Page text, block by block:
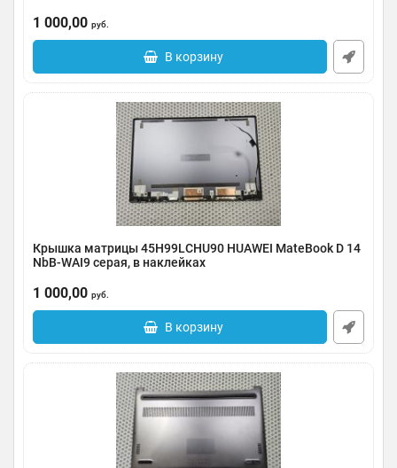
1 000,00 руб.
В корзину
Крышка матрицы 45H99LCHU90 HUAWEI MateBook D 14
NbB-WAI9 серая, в наклейках
1 000,00 руб.
В корзину